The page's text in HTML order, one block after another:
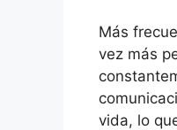
Más
vez más
vida, lo